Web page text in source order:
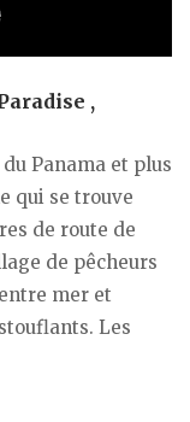
,
Panama et plus
qui se trouve
de route de
de pêcheurs
mer et
Les